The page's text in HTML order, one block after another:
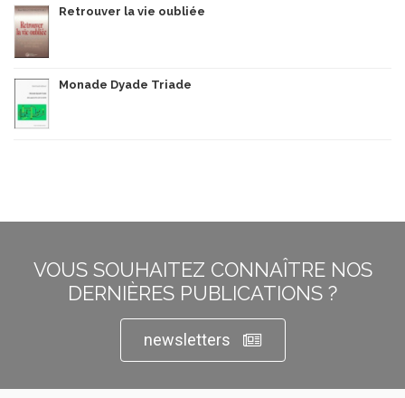
Retrouver la vie oubliée
Monade Dyade Triade
VOUS SOUHAITEZ CONNAÎTRE NOS
DERNIÈRES PUBLICATIONS ?
newsletters